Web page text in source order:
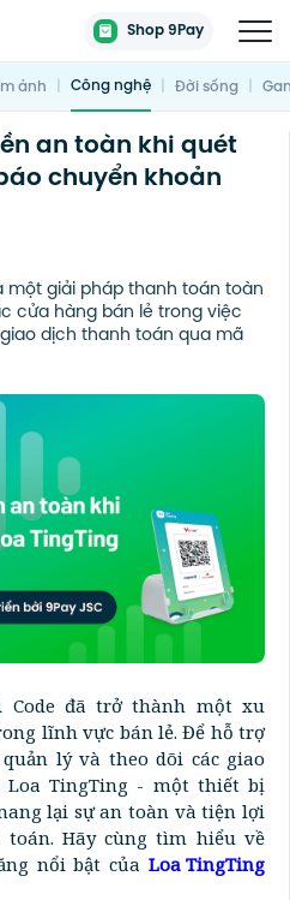
Shop 9Pay
ảnh | Công nghệ | Đời sống |
an toàn khi quét
chuyển khoản
một giải pháp thanh toán toàn
cửa hàng bán lẻ trong việc
dịch thanh toán qua mã
Code đã trở thành một xu
lĩnh vực bán lẻ. Để hỗ trợ
lý và theo dõi các giao
Loa TingTing - một thiết bị
lại sự an toàn và tiện lợi
toán. Hãy cùng tìm hiểu về
nổi bật của Loa TingTing